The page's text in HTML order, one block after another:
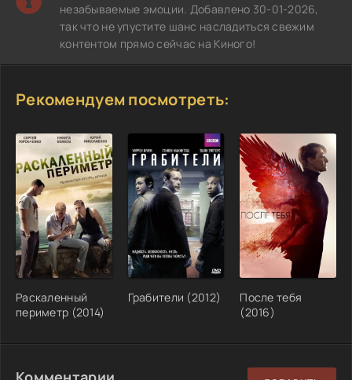
незабываемые эмоции. Добавлено 30-01-2026,
так что не упустите шанс насладиться свежим
контентом прямо сейчас на Киного!
Рекомендуем посмотреть:
Раскаленный
периметр (2014)
Грабители (2012)
После тебя
(2016)